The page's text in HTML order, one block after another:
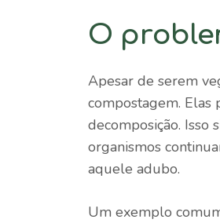
O
Apesar de serem
compostagem. Elas
decomposição. Isso
organismos
aquele adubo.
Um exemplo